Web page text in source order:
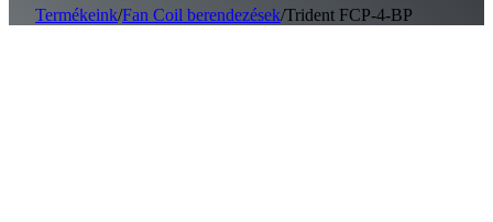
Termékeink/Fan Coil berendezések/Trident FCP-4-BP